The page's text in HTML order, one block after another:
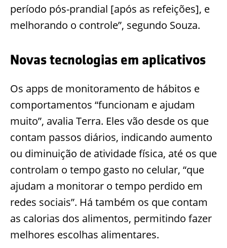
período pós-prandial [após as refeições], e
melhorando o controle”, segundo Souza.
Novas tecnologias em aplicativos
Os apps de monitoramento de hábitos e
comportamentos “funcionam e ajudam
muito”, avalia Terra. Eles vão desde os que
contam passos diários, indicando aumento
ou diminuição de atividade física, até os que
controlam o tempo gasto no celular, “que
ajudam a monitorar o tempo perdido em
redes sociais”. Há também os que contam
as calorias dos alimentos, permitindo fazer
melhores escolhas alimentares.